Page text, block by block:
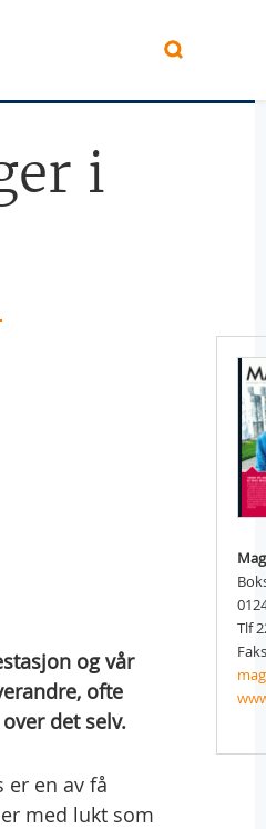
i
og vår
ofte
det selv.
er en av få
med lukt som
Tlf